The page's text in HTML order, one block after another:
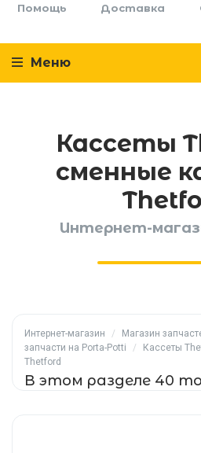
Помощь Доставка
Меню
Кассеты
сменные
Интернет-
Интернет-магазин / Магазин
запчасти на Porta-Potti
/
Кассеты
Thetford
В этом разделе 40